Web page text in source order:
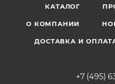
КАТАЛОГ
О КОМПАНИИ
ДОСТАВКА И
+7 (495)